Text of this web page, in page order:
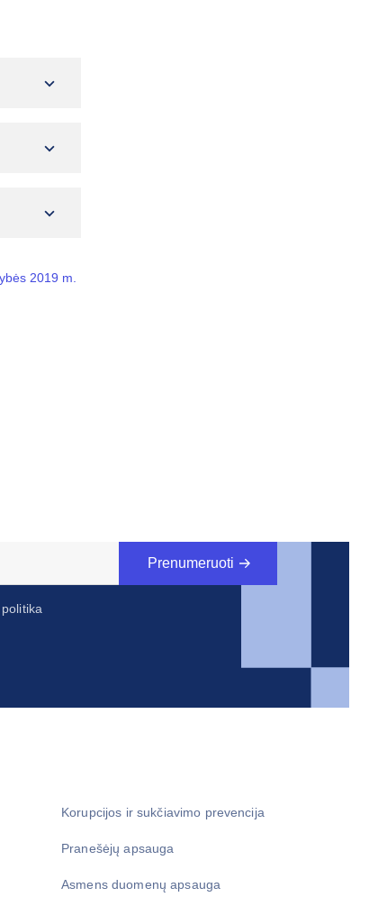
2019 m.
Prenumeruoti
Korupcijos ir sukčiavimo prevencija
Pranešėjų apsauga
Asmens duomenų apsauga